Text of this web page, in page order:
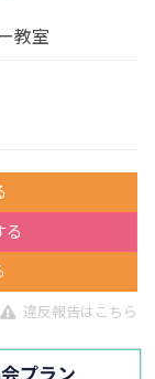
教室
る
違反報告はこちら